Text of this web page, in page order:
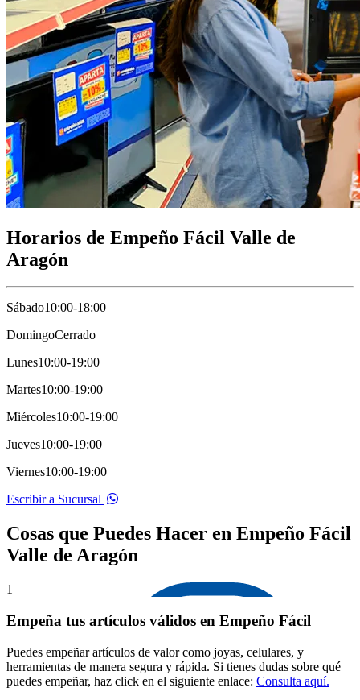
Horarios de Empeño Fácil Valle de
Aragón
Sábado10:00-18:00
DomingoCerrado
Lunes10:00-19:00
Martes10:00-19:00
Miércoles10:00-19:00
Jueves10:00-19:00
Viernes10:00-19:00
Escribir a Sucursal
Cosas que Puedes Hacer en Empeño Fácil
Valle de Aragón
1
Empeña tus artículos válidos en Empeño Fácil
Puedes empeñar artículos de valor como joyas, celulares, y
herramientas de manera segura y rápida. Si tienes dudas sobre qué
puedes empeñar, haz click en el siguiente enlace: Consulta aquí.